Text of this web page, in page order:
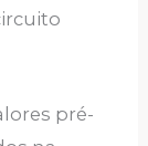
pré-